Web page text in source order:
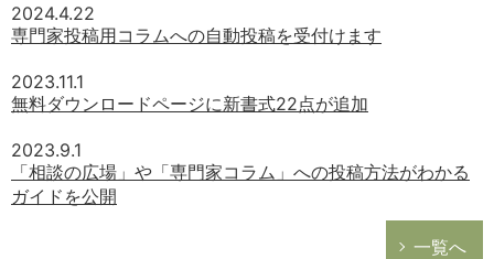
2024.4.22
専門家投稿用コラムへの自動投稿を受付けます
2023.11.1
無料ダウンロードページに新書式22点が追加
2023.9.1
「相談の広場」や「専門家コラム」への投稿方法がわかる
ガイドを公開
一覧へ